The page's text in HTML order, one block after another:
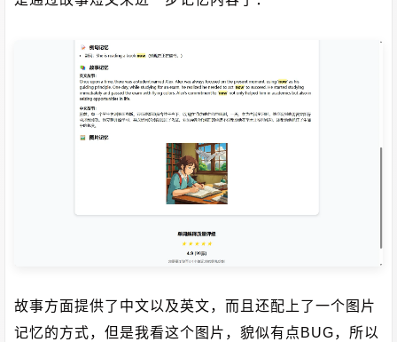
故事方面提供了中文以及英文，而且还配上了一个图片
记忆的方式，但是我看这个图片，貌似有点BUG，所以